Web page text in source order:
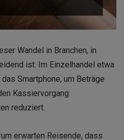
Wandel in Branchen, in
ist. Im Einzelhandel etwa
Smartphone, um Beträge
Kassiervorgang
reduziert.
erwarten Reisende, dass